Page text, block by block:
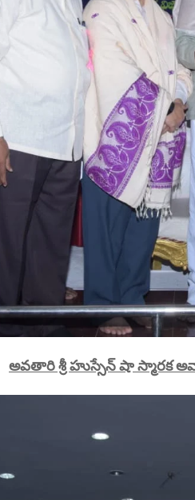
అవతారి శ్రీ హుస్సేన్ షా స్మారక